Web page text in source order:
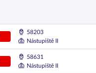
58203
Nástupiště II
58631
Nástupiště II